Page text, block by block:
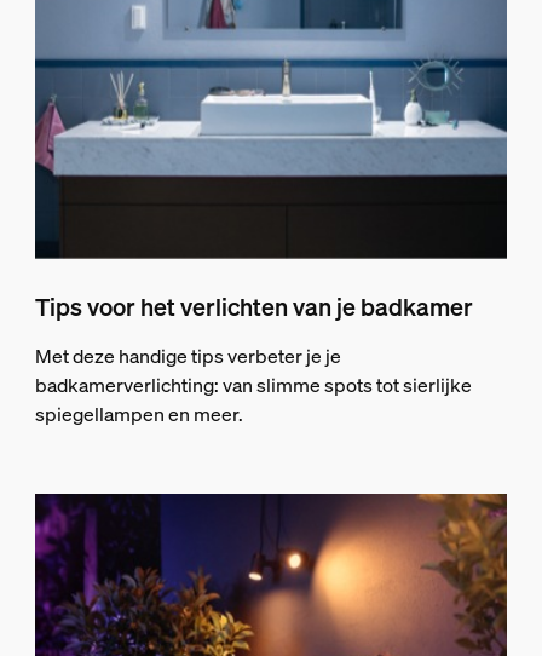
Tips voor het verlichten van je badkamer
Met deze handige tips verbeter je je
badkamerverlichting: van slimme spots tot sierlijke
spiegellampen en meer.